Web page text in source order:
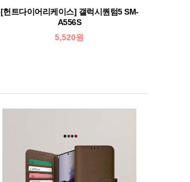
[헌트다이어리케이스] 갤럭시퀀텀5 SM-
A556S
5,520원